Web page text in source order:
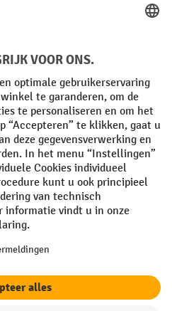
Copyright
Instellingen
and possible delivery charges,
strekt. De korting is niet van
combinatie met andere
is niet mogelijk. | ² De korting
geldig en kan online worden
en is maximaal 10%. Elektrische
elektrische heftrucks en